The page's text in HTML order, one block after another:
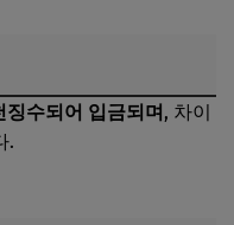
징수되어 입금되며, 차이
.